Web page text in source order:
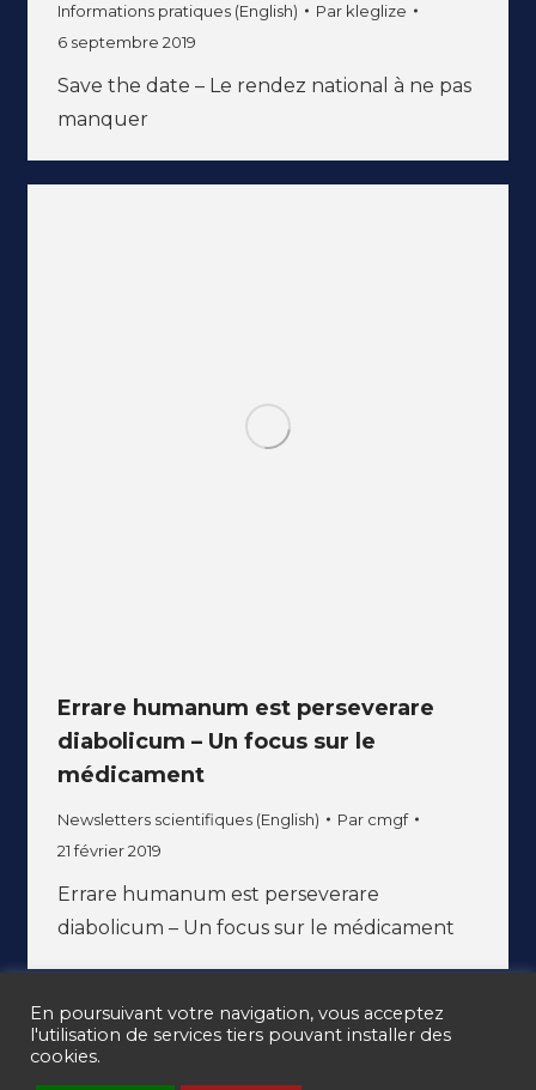
Informations pratiques (English) Par kleglize
6 septembre 2019
Save the date – Le rendez national à ne pas
manquer
Errare humanum est perseverare
diabolicum – Un focus sur le
médicament
Newsletters scientifiques (English) Par cmgf
21 février 2019
Errare humanum est perseverare
diabolicum – Un focus sur le médicament
En poursuivant votre navigation, vous acceptez
l'utilisation de services tiers pouvant installer des
cookies.